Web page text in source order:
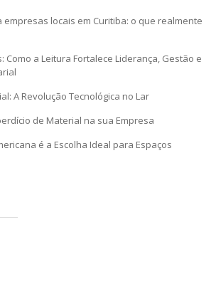
empresas locais em Curitiba: o que realmente
Como a Leitura Fortalece Liderança, Gestão e
A Revolução Tecnológica no Lar
de Material na sua Empresa
é a Escolha Ideal para Espaços